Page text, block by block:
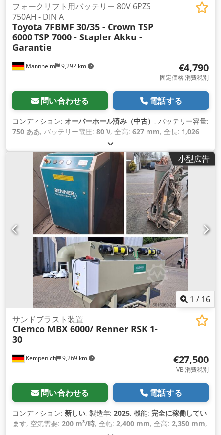
Mannheim 9,292 km
フォークリフト用バッテリー 80V 6PZS
750AH - DIN A
Toyota 7FBMF 30/35 - Crown TSP
6000TSP 7000 - Stapler Akku -
Garantie
€4,790
固定価格 消費税別
問い合わせる 電話する
コンディション: オーバーホール済み（中古） , バッテリー容量:
750 ああ, バッテリー電圧: 80 V, 全高: 627 mm, 全長: 1,026
小型広告
1 / 16
Kempenich 9,269 km
サンドブラスト装置
Clemco MBX 6000/ Renner RSK 1-
30
€27,500
VB 消費税別
問い合わせる 電話する
コンディション: 新しい, 製造年: 2025, 機能: 完全に稼働してい
ます, 空気需要: 200 m³/時, 全幅: 2,400 mm, 全高: 2,350 mm,